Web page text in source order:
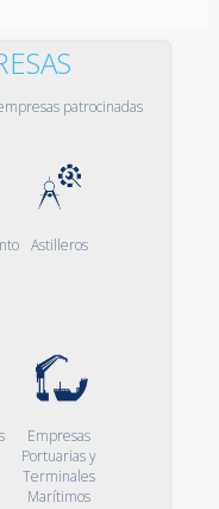
patrocinadas
Astilleros
Empresas
Portuarias y
Terminales
Marítimos